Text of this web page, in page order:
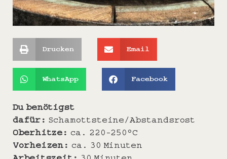
Drucken Email
WhatsApp Facebook
Du benötigst
dafür: Schamottsteine/Abstandsrost
Oberhitze: ca. 220-250°C
Vorheizen: ca. 30 Minuten